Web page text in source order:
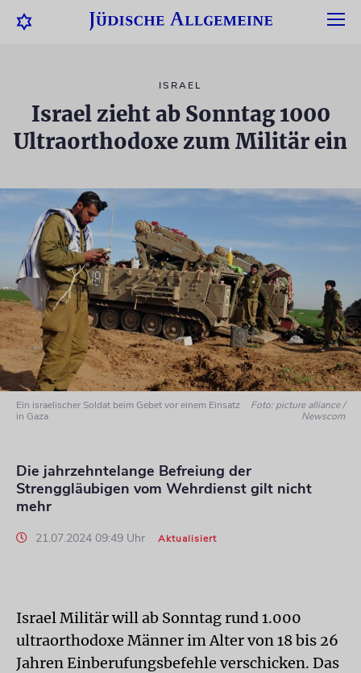
ISRAEL
Israel zieht ab Sonntag 1000
Ultraorthodoxe zum Militär ein
Ein israelischer Soldat beim Gebet vor einem Einsatz
in Gaza
Foto: picture alliance /
Newscom
Die jahrzehntelange Befreiung der
Strenggläubigen vom Wehrdienst gilt nicht
mehr
21.07.2024 09:49 Uhr Aktualisiert
Israel Militär will ab Sonntag rund 1.000
ultraorthodoxe Männer im Alter von 18 bis 26
Jahren Einberufungsbefehle verschicken. Das